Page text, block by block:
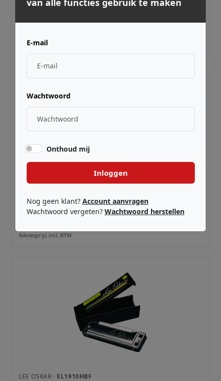
Harmonic minor harmonica in D
€ 57,50
Adviesprijs incl. BTW
Harmonic minor harmonica in C
Adviesprijs incl. BTW
LEE OSKAR · EL1910HBF
van alle functies gebruik te maken
E-mail
Wachtwoord
Onthoud mij
Inloggen
Nog geen klant? Account aanvragen
Wachtwoord vergeten? Wachtwoord herstellen